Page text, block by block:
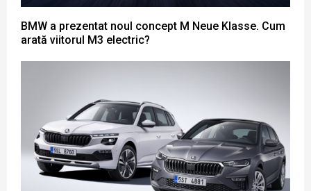
BMW a prezentat noul concept M Neue Klasse. Cum
arată viitorul M3 electric?